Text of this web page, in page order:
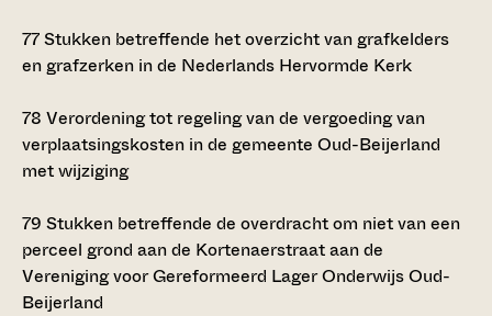
77Stukken betreffende het overzicht van grafkelders
en grafzerken in de Nederlands Hervormde Kerk
78 Verordening tot regeling van de vergoeding van
verplaatsingskosten in de gemeente Oud-Beijerland
met wijziging
79 Stukken betreffende de overdracht om niet van een
perceel grond aan de Kortenaerstraat aan de
Vereniging voor Gereformeerd Lager Onderwijs Oud-
Beijerland